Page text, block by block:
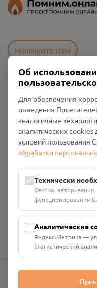
Напишите нам
Политика
Промо-материалы
Настройки cookies
Общество с
Проект Помним»
ИНН: 6700029207 ОГРН:
Юридический адрес:
Руднянский, г. Рудня,
Номер счёта:
Об
Для обеспечения
поведения
аналогичные
аналитических cookies
условий пользования
обработки
Технически
Сессия,
функционирования
Аналитические
Яндекс.Метрика —
статистический